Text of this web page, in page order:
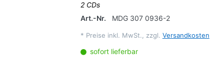
2 CDs
Art.-Nr.
MDG 307 0936-2
* Preise inkl. MwSt., zzgl. Versandkosten
sofort lieferbar